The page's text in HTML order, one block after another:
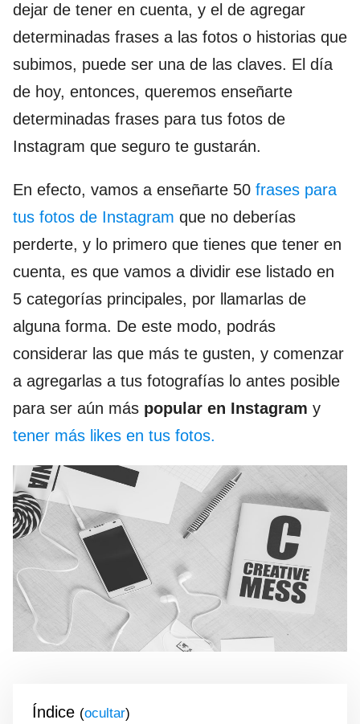
dejar de tener en cuenta, y el de agregar
determinadas frases a las fotos o historias que
subimos, puede ser una de las claves. El día
de hoy, entonces, queremos enseñarte
determinadas frases para tus fotos de
Instagram que seguro te gustarán.
En efecto, vamos a enseñarte 50 frases para
tus fotos de Instagram que no deberías
perderte, y lo primero que tienes que tener en
cuenta, es que vamos a dividir ese listado en
5 categorías principales, por llamarlas de
alguna forma. De este modo, podrás
considerar las que más te gusten, y comenzar
a agregarlas a tus fotografías lo antes posible
para ser aún más popular en Instagram y
tener más likes en tus fotos.
Índice ( )